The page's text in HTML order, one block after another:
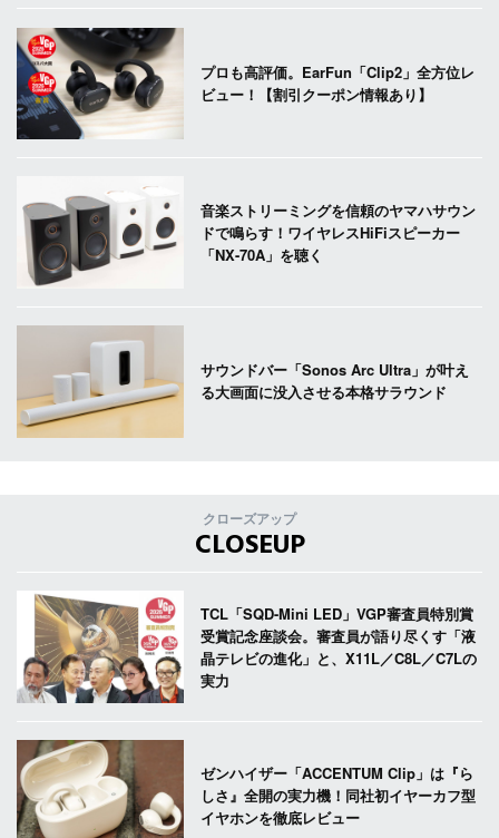
プロも高評価。EarFun「Clip2」全方位レ
ビュー！【割引クーポン情報あり】
音楽ストリーミングを信頼のヤマハサウン
ドで鳴らす！ワイヤレスHiFiスピーカー
「NX-70A」を聴く
サウンドバー「Sonos Arc Ultra」が叶え
る大画面に没入させる本格サラウンド
クローズアップ
CLOSEUP
TCL「SQD-Mini LED」VGP審査員特別賞
受賞記念座談会。審査員が語り尽くす「液
晶テレビの進化」と、X11L／C8L／C7Lの
実力
ゼンハイザー「ACCENTUM Clip」は『ら
しさ』全開の実力機！同社初イヤーカフ型
イヤホンを徹底レビュー